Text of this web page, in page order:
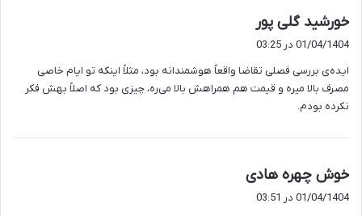
خورشید گلی پور
:
01/04/1404 در 03:25
ایده‌ی بررسی فصلی تقاضا واقعاً هوشمندانه بود، مثلاً اینکه تو ایام خاصی
مصرف بالا میره و قیمت هم همراهش بالا می‌ره، چیزی بود که اصلاً بهش فکر
نکرده بودم.
خوش چهره هادی
01/04/1404 در 03:51